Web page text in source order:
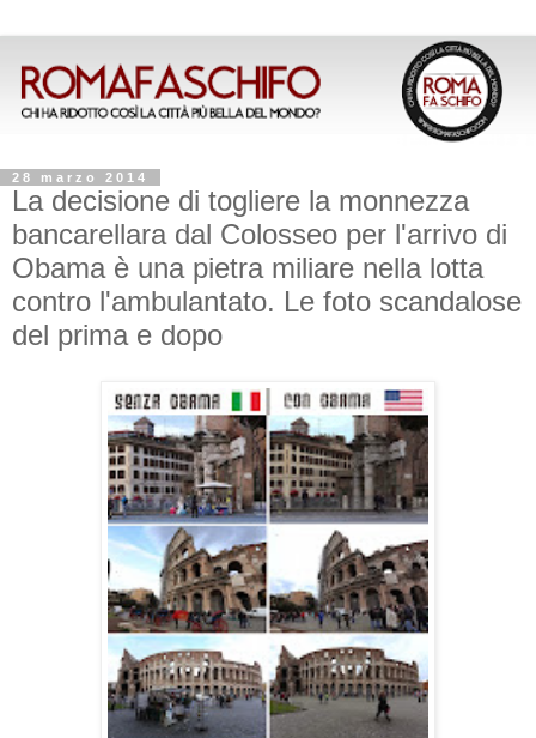
28 marzo 2014
La decisione di togliere la monnezza
bancarellara dal Colosseo per l'arrivo di
Obama è una pietra miliare nella lotta
contro l'ambulantato. Le foto scandalose
del prima e dopo